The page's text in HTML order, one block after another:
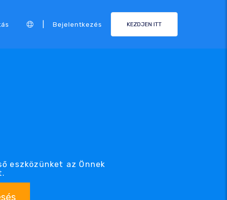
Bejelentkezés KEZDJEN ITT
eszközünket az Önnek